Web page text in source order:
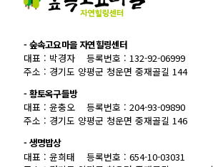
- 숲속고요마을 자연힐링센터
대표 : 박경자
등록번호 : 132-92-06999
주소 : 경기도 양평군 청운면 중재골길 144
- 황토옥구들방
대표 : 윤충오
등록번호 : 204-93-09890
주소 : 경기도 양평군 청운면 중재골길 146
- 생명밥상
대표 : 윤희태
등록번호 : 654-10-03031